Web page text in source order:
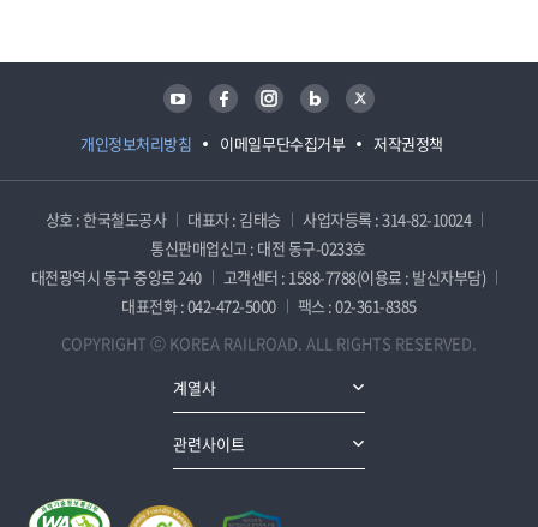
개인정보처리방침 이메일무단수집거부 저작권정책
유튜브 페이스북 인스타그램 블로그 트위터
상호 : 한국철도공사 대표자 : 김태승
사업자등록 : 314-82-10024
통신판매업신고 : 대전 동구-0233호
대전광역시 동구 중앙로 240
고객센터 : 1588-7788(이용료 : 발신자부담)
대표전화 : 042-472-5000
팩스 : 02-361-8385
COPYRIGHT ⓒ KOREA RAILROAD. ALL RIGHTS RESERVED.
계열사
관련사이트